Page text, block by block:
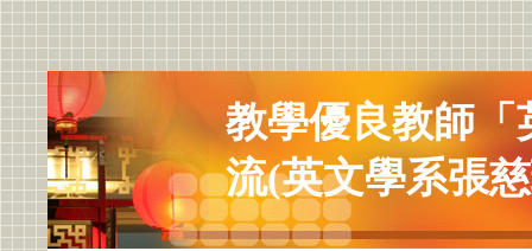
教學優良教師「
流(英文學系張